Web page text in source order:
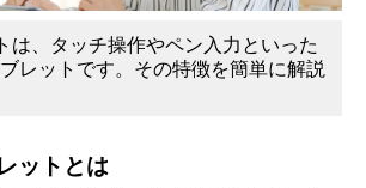
は、タッチ操作やペン入力といった
レットです。その特徴を簡単に解説
ットとは